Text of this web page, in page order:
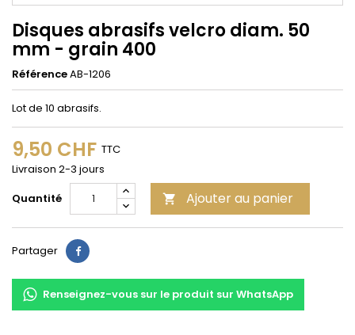
Disques abrasifs velcro diam. 50
mm - grain 400
RéférenceAB-1206
Lot de 10 abrasifs.
9,50 CHF TTC
Livraison 2-3 jours
Quantité
 Ajouter au panier
Partager Partager
Renseignez-vous sur le produit sur WhatsApp